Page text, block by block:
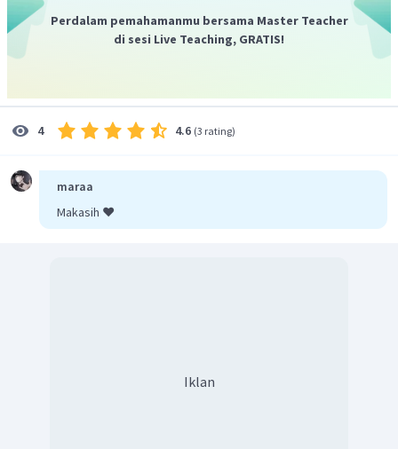
Sehingga massa bola agar kelajuan lontarnya 1 m/s adalah
Perdalam pemahamanmu bersama Master Teacher
di sesi Live Teaching, GRATIS!
4 4.6 (3 rating)
maraa
Makasih ❤️
Iklan